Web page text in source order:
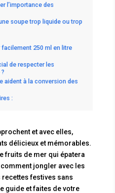
l’importance des
soupe trop liquide ou trop
250 ml en litre
de respecter les
aident à la conversion des
:
et avec elles,
délicieux et mémorables.
fruits de mer qui épatera
jongler avec les
festives sans
guide et faites de votre